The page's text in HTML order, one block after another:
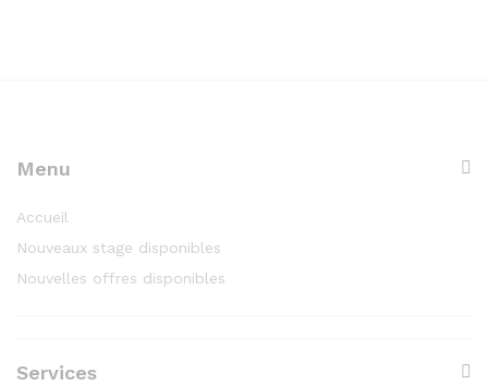
Menu
Accueil
Nouveaux stage disponibles
Nouvelles offres disponibles
Services